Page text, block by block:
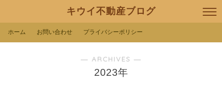
キウイ不動産ブログ
ホーム お問い合わせ プライバシーポリシー
― ARCHIVES ―
2023年